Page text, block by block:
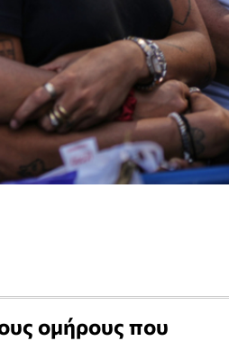
ομήρους που